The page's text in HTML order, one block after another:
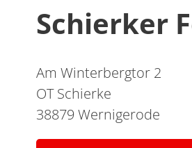
Schierker
Am Winterbergtor 2
OT Schierke
38879 Wernigerode